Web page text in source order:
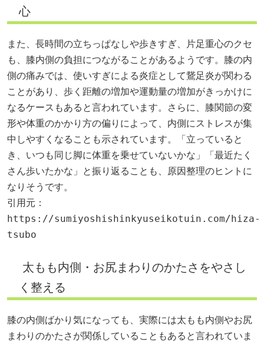
心
また、長時間の立ちっぱなしや歩きすぎ、片足重心のクセ
も、膝内側の負担につながることがあるようです。膝の内
側の痛みでは、使いすぎによる炎症として鵞足炎が関わる
ことがあり、歩く距離の増加や運動量の増加がきっかけに
なるケースもあると言われています。さらに、膝関節の変
形や体重のかかり方の偏りによって、内側にストレスが集
中しやすくなることも示されています。「立っていると
き、いつも同じ脚に体重を乗せていないかな」「最近たく
さん歩いたかな」と振り返ることも、原因整理のヒントに
なりそうです。
引用元：
https://sumiyoshishinkyuseikotuin.com/hiza-
tsubo
太もも内側・お尻まわりのかたさをやさし
く整える
膝の内側ばかり気になっても、実際には太もも内側やお尻
まわりのかたさが関係していることもあると言われていま